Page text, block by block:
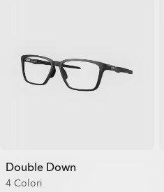
Double Down
4 Colori